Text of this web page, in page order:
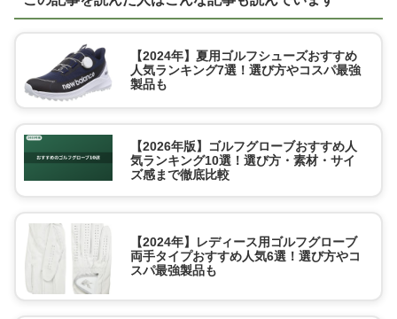
【2024年】夏用ゴルフシューズおすすめ
人気ランキング7選！選び方やコスパ最強
製品も
【2026年版】ゴルフグローブおすすめ人
気ランキング10選！選び方・素材・サイ
ズ感まで徹底比較
【2024年】レディース用ゴルフグローブ
両手タイプおすすめ人気6選！選び方やコ
スパ最強製品も